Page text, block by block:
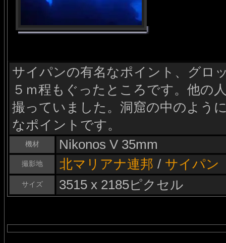
サイパンの有名なポイント、グロ
５ｍ程もぐったところです。他の
撮っていました。洞窟の中のよう
なポイントです。
機材 Nikonos V 35mm
撮影地 北マリアナ連邦 / サイパン
サイズ 3515 x 2185ピクセル